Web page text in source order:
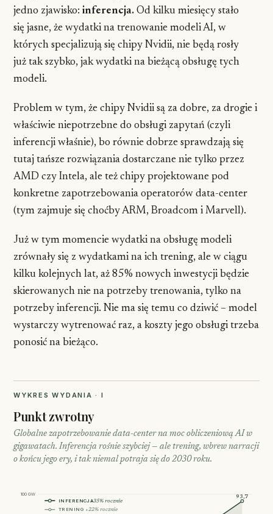
jedno zjawisko: inferencja. Od kilku miesięcy stało
się jasne, że wydatki na trenowanie modeli AI, w
których specjalizują się chipy Nvidii, nie będą rosły
już tak szybko, jak wydatki na bieżącą obsługę tych
modeli.
Problem w tym, że chipy Nvidii są za dobre, za drogie i
właściwie niepotrzebne do obsługi zapytań (czyli
inferencji właśnie), bo równie dobrze sprawdzają się
tutaj tańsze rozwiązania dostarczane nie tylko przez
AMD czy Intela, ale też chipy projektowane pod
konkretne zapotrzebowania operatorów data-center
(tym zajmuje się choćby ARM, Broadcom i Marvell).
Już w tym momencie wydatki na obsługę modeli
zrównały się z wydatkami na ich trening, ale w ciągu
kilku kolejnych lat, aż 85% nowych inwestycji będzie
skierowanych nie na potrzeby trenowania, tylko na
potrzeby inferencji. Nie ma się temu co dziwić – model
wystarczy wytrenować raz, a koszty jego obsługi trzeba
ponosić na bieżąco.
WYKRES WYDANIA · I
Punkt zwrotny
Globalne zapotrzebowanie data-center na moc obliczeniową AI w
gigawatach. Inferencja rośnie szybciej — ale trening, wbrew narracji
o końcu jego ery, i tak niemal potraja się do 2030 roku.
100 GW
INFERENCJA+35% rocznie
TRENING +22% rocznie
93,7